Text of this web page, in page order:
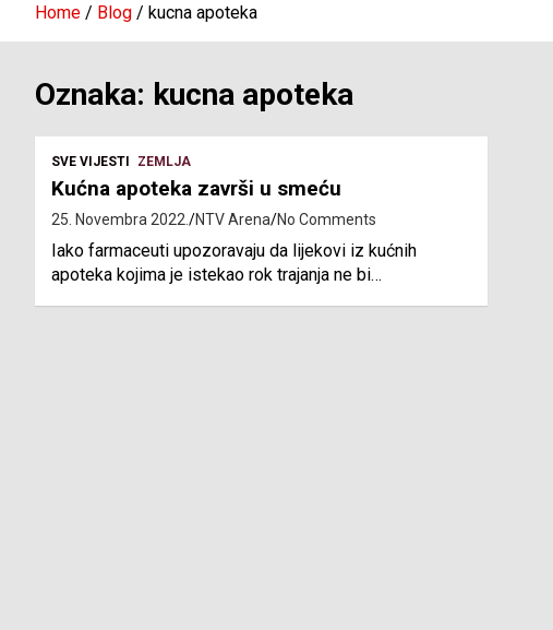
Home Blog kucna apoteka
Oznaka: kucna apoteka
SVE VIJESTI ZEMLJA
Kućna apoteka završi u smeću
25. Novembra 2022. NTV Arena No Comments
Iako farmaceuti upozoravaju da lijekovi iz kućnih
apoteka kojima je istekao rok trajanja ne bi…